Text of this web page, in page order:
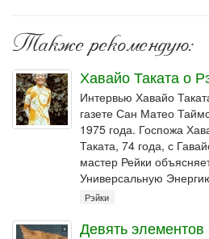
Также рекомендую:
Хавайо Таката о
Интервью Хавайо
газете Сан Матео
1975 года. Госпожа
Таката, 74 года, с
мастер Рейки
Универсальную
Рэйки
Девять элементов